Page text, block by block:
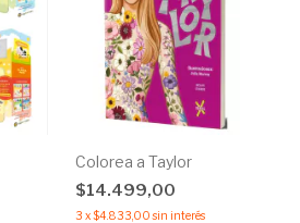
Colorea a Taylor
$14.499,00
3 x$4.833,00 sin interés